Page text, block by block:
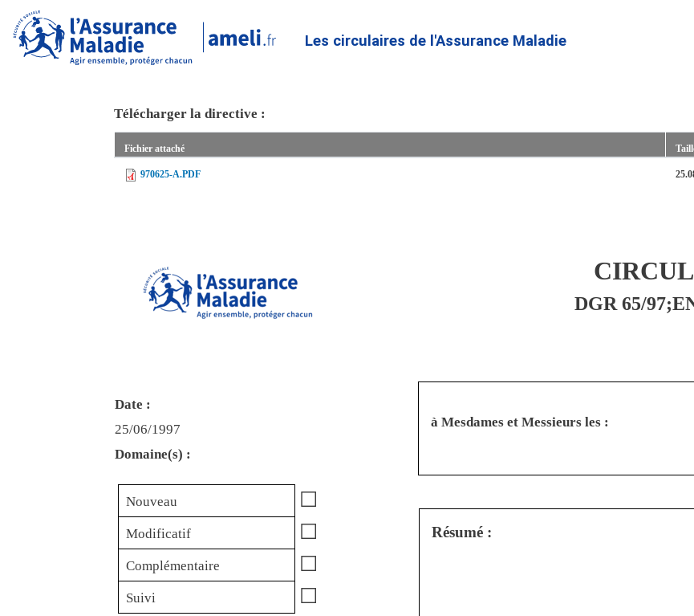
au
contenu
Les circulaires de l'Assurance Maladie
Télécharger la directive :
Fichier attaché
970625-A.PDF
DGR 65/
Date :
25/06/1997
Domaine(s) :
à Mesdames et Messieurs les :
Nouveau ☐
Modificatif ☐
Complémentaire ☐
Suivi ☐
Résumé :